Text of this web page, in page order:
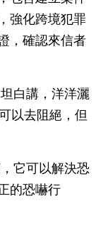
強化跨境犯罪
，確認來信者
白講，洋洋灑
以去阻絕，但
它可以解決恐
的恐嚇行